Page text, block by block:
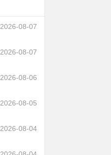
2026-08-07
2026-08-07
2026-08-06
2026-08-05
2026-08-04